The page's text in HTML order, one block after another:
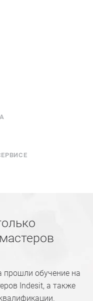
прошли обучение на
Indesit, а также